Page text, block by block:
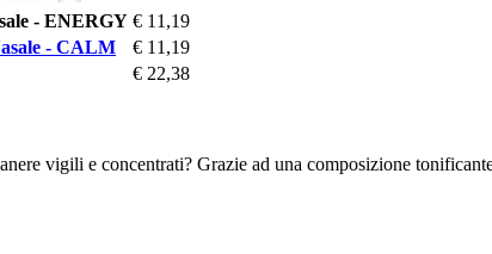
- ENERGY € 11,19
- CALM
€ 11,19
€ 22,38
vigili e concentrati? Grazie ad una composizione